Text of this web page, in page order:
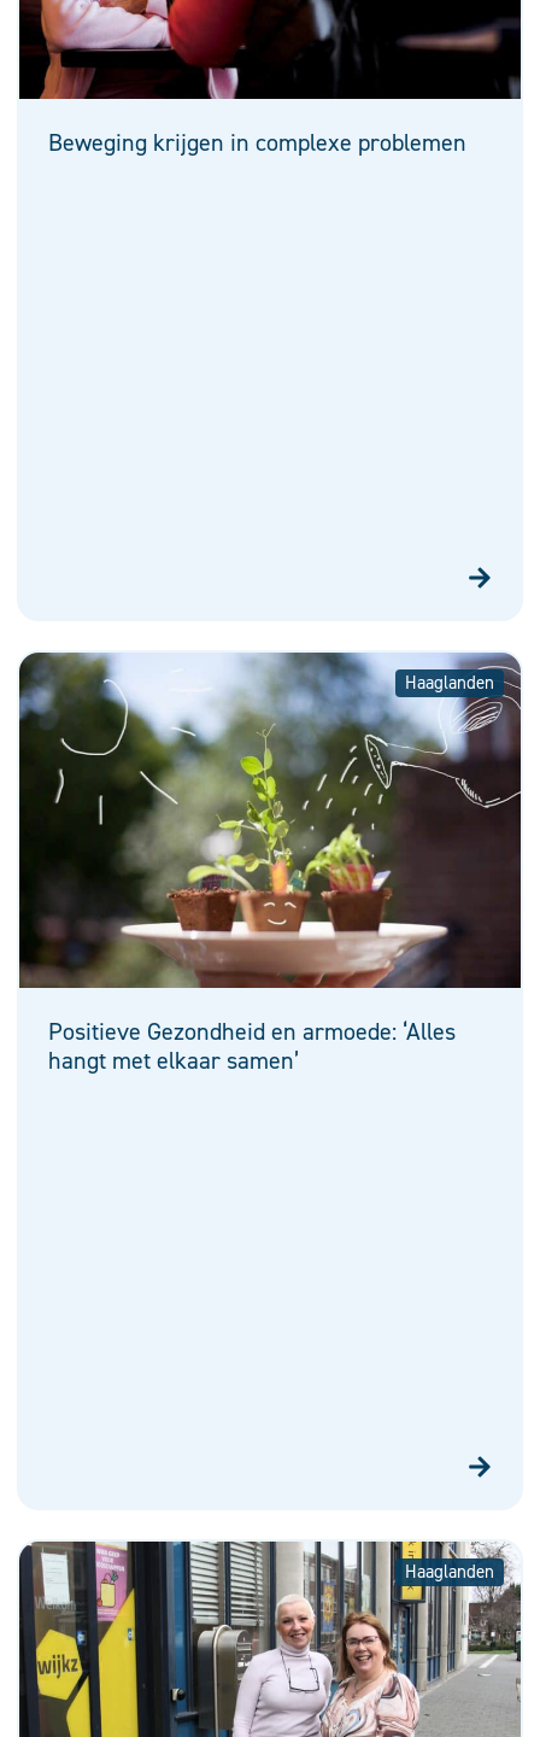
Beweging krijgen in complexe problemen
Haaglanden
Positieve Gezondheid en armoede: ‘Alles
hangt met elkaar samen’
Haaglanden